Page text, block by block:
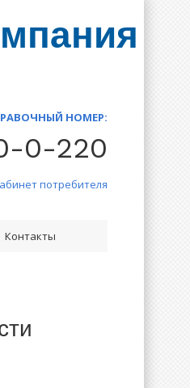
НОМЕР:
0-220
потребителя
Контакты